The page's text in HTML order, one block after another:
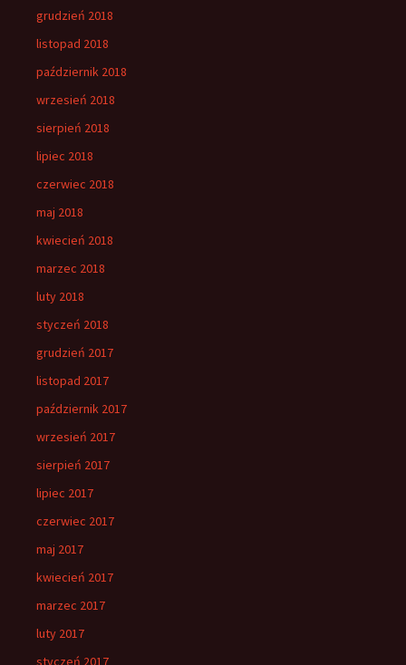
grudzień 2018
listopad 2018
październik 2018
wrzesień 2018
sierpień 2018
lipiec 2018
czerwiec 2018
maj 2018
kwiecień 2018
marzec 2018
luty 2018
styczeń 2018
grudzień 2017
listopad 2017
październik 2017
wrzesień 2017
sierpień 2017
lipiec 2017
czerwiec 2017
maj 2017
kwiecień 2017
marzec 2017
luty 2017
styczeń 2017